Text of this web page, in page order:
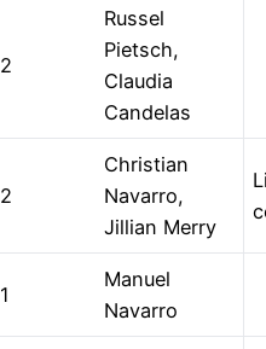
2
Russel
Pietsch,
Claudia
Candelas
2
Christian
Navarro,
Jillian Merry
1
Manuel
Navarro